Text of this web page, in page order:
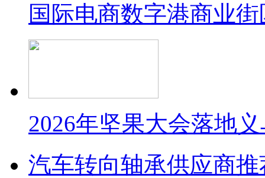
国际电商数字港商业
2026年坚果大会落地
汽车转向轴承供应商